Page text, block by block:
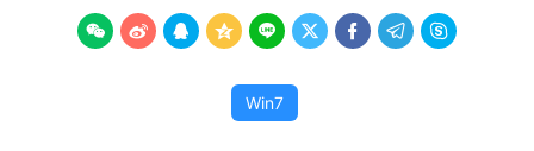
        
Win7